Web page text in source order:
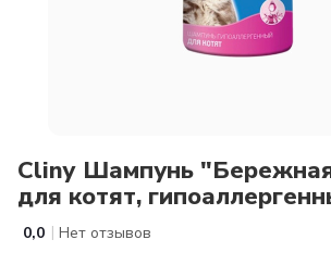
Cliny Шампунь
для котят,
0,0 | Нет отзывов